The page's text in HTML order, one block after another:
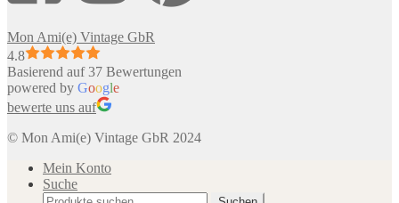
Mon Ami(e) Vintage GbR
4.8
Basierend auf 37 Bewertungen
powered by Google
bewerte uns auf
© Mon Ami(e) Vintage GbR 2024
Mein Konto
Suche
Suche